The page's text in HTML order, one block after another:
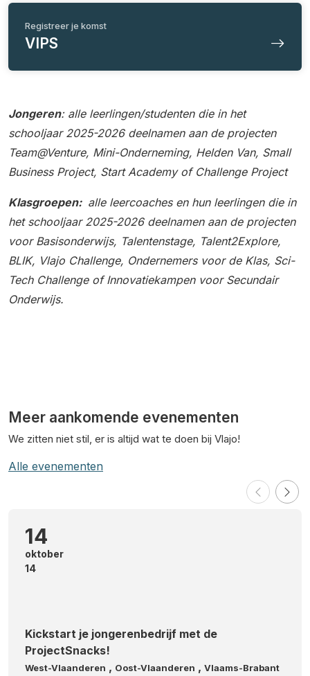
Registreer je komst
VIPS
Jongeren: alle leerlingen/studenten die in het
schooljaar 2025-2026 deelnamen aan de projecten
Team@Venture, Mini-Onderneming, Helden Van, Small
Business Project, Start Academy of Challenge Project
Klasgroepen: alle leercoaches en hun leerlingen die in
het schooljaar 2025-2026 deelnamen aan de projecten
voor Basisonderwijs, Talentenstage, Talent2Explore,
BLIK, Vlajo Challenge, Ondernemers voor de Klas, Sci-
Tech Challenge of Innovatiekampen voor Secundair
Onderwijs.
Meer aankomende evenementen
We zitten niet stil, er is altijd wat te doen bij Vlajo!
Alle evenementen
14
oktober
14
Kickstart je jongerenbedrijf met de
ProjectSnacks!
West-Vlaanderen , Oost-Vlaanderen , Vlaams-Brabant